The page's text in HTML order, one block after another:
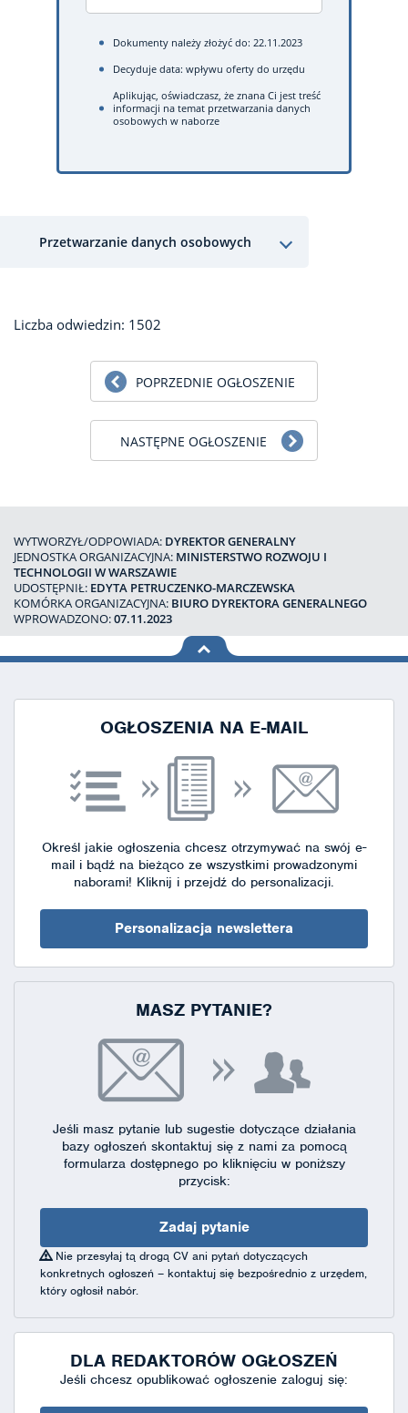
Dokumenty należy złożyć do: 22.11.2023
Decyduje data: wpływu oferty do urzędu
Aplikując, oświadczasz, że znana Ci jest treść
informacji na temat przetwarzania danych
osobowych w naborze
Przetwarzanie danych osobowych
Liczba odwiedzin: 1502
POPRZEDNIE OGŁOSZENIE
NASTĘPNE OGŁOSZENIE
WYTWORZYŁ/ODPOWIADA: DYREKTOR GENERALNY
JEDNOSTKA ORGANIZACYJNA: MINISTERSTWO ROZWOJU I
TECHNOLOGII W WARSZAWIE
UDOSTĘPNIŁ: EDYTA PETRUCZENKO-MARCZEWSKA
KOMÓRKA ORGANIZACYJNA: BIURO DYREKTORA GENERALNEGO
WPROWADZONO:07.11.2023
na górę
OGŁOSZENIA NA E-MAIL
Określ jakie ogłoszenia chcesz otrzymywać na swój e-
mail i bądź na bieżąco ze wszystkimi prowadzonymi
naborami! Kliknij i przejdź do personalizacji.
Personalizacja newslettera
MASZ PYTANIE?
Jeśli masz pytanie lub sugestie dotyczące działania
bazy ogłoszeń skontaktuj się z nami za pomocą
formularza dostępnegopo kliknięciu w poniższy
przycisk:
Zadaj pytanie
Nie przesyłaj tą drogą CV ani pytań dotyczących
konkretnych ogłoszeń – kontaktuj się bezpośrednio z urzędem,
który ogłosił nabór.
DLA REDAKTORÓW OGŁOSZEŃ
Jeśli chcesz opublikować ogłoszenie zaloguj się: